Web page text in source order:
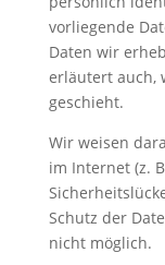
vorliegende
Daten wir
erläutert auch,
geschieht.
Wir weisen
im Internet (z.
Schutz der
nicht möglich.